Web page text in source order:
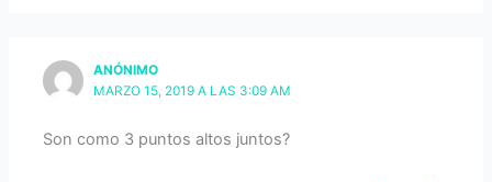
ANÓNIMO
MARZO 15, 2019 A LAS 3:09 AM
Son como 3 puntos altos juntos?